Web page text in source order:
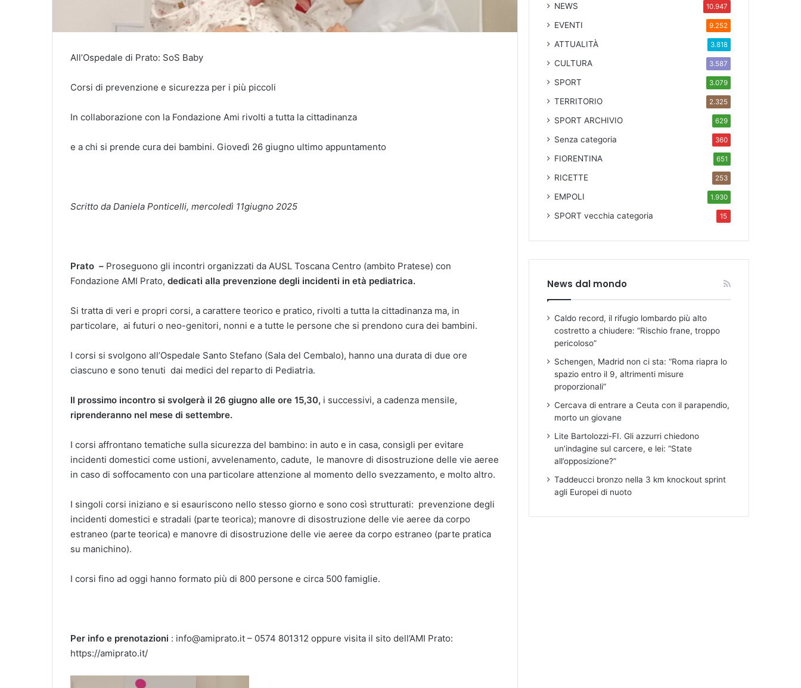
All’Ospedale di Prato: SoS Baby
Corsi di prevenzione e sicurezza per i più piccoli
In collaborazione con la Fondazione Ami rivolti a tutta la cittadinanza
e a chi si prende cura dei bambini. Giovedì 26 giugno ultimo appuntamento
Scritto da Daniela Ponticelli, mercoledì 11giugno 2025
Prato – Proseguono gli incontri organizzati da AUSL Toscana Centro (ambito Pratese) con
Fondazione AMI Prato, dedicati alla prevenzione degli incidenti in età pediatrica.
Si tratta di veri e propri corsi, a carattere teorico e pratico, rivolti a tutta la cittadinanza ma, in
particolare, ai futuri o neo-genitori, nonni e a tutte le persone che si prendono cura dei bambini.
I corsi si svolgono all’Ospedale Santo Stefano (Sala del Cembalo), hanno una durata di due ore
ciascuno e sono tenuti dai medici del reparto di Pediatria.
Il prossimo incontro si svolgerà il 26 giugno alle ore 15,30, i successivi, a cadenza mensile,
riprenderanno nel mese di settembre.
I corsi affrontano tematiche sulla sicurezza del bambino: in auto e in casa, consigli per evitare
incidenti domestici come ustioni, avvelenamento, cadute, le manovre di disostruzione delle vie aeree
in caso di soffocamento con una particolare attenzione al momento dello svezzamento, e molto altro.
I singoli corsi iniziano e si esauriscono nello stesso giorno e sono così strutturati: prevenzione degli
incidenti domestici e stradali (parte teorica); manovre di disostruzione delle vie aeree da corpo
estraneo (parte teorica) e manovre di disostruzione delle vie aeree da corpo estraneo (parte pratica
su manichino).
I corsi fino ad oggi hanno formato più di 800 persone e circa 500 famiglie.
Per info e prenotazioni : info@amiprato.it – 0574 801312 oppure visita il sito dell’AMI Prato:
https://amiprato.it/
NEWS 10.947
EVENTI 9.252
ATTUALITÀ 3.818
CULTURA 3.587
SPORT 3.079
TERRITORIO 2.325
SPORT ARCHIVIO 629
Senza categoria 360
FIORENTINA 651
RICETTE 253
EMPOLI 1.930
SPORTvecchia categoria 15
News dal mondo
Caldo record, il rifugio lombardo più alto
costretto a chiudere: “Rischio frane, troppo
pericoloso”
Schengen, Madrid non ci sta: “Roma riapra lo
spazio entro il 9, altrimenti misure
proporzionali”
Cercava di entrare a Ceuta con il parapendio,
morto un giovane
Lite Bartolozzi-FI. Gli azzurri chiedono
un’indagine sul carcere, e lei: “State
all’opposizione?”
Taddeucci bronzo nella 3 km knockout sprint
agli Europei di nuoto